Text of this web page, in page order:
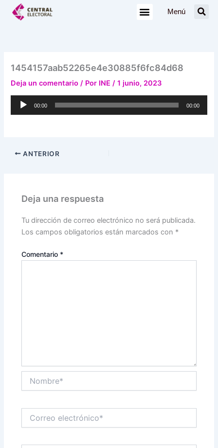
Menú
1454157aab52265e4e30885f6fc84d68
Deja un comentario / Por INE/1 junio, 2023
Reproductor
00:00 00:00
ANTERIOR
Deja una respuesta
Tu dirección de correo electrónico no será publicada.
Los campos obligatorios están marcados con *
Comentario *
electrónico*